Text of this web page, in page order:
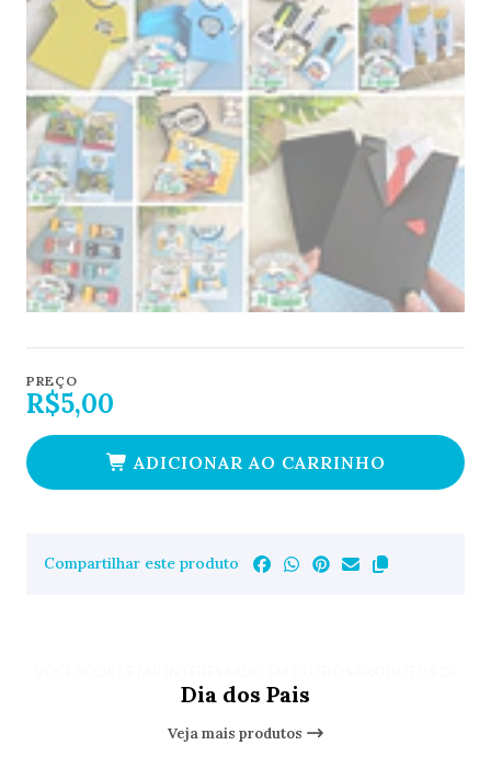
PREÇO
R$5,00
ADICIONAR AO CARRINHO
Compartilhar este produto
Dia dos Pais
Veja mais produtos